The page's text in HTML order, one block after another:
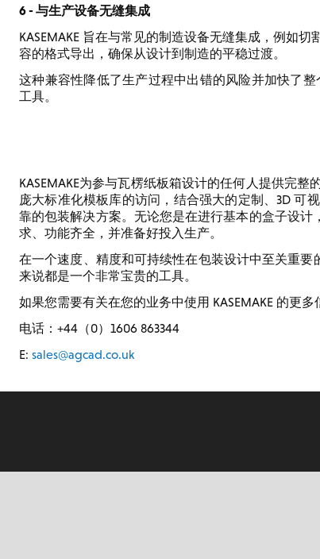
6 - 与生产设备无缝集成
KASEMAKE 旨在与常见的制造设备无缝集成，例如
容的格式导出，确保从设计到制造的平稳过渡。
这种兼容性降低了生产过程中出错的风险并加快了
工具。
KASEMAKE为参与瓦楞纸板箱设计的任何人提供完
庞大标准化模板库的访问，结合强大的定制、3D 可
靠的包装解决方案。无论您是在进行基本的盒子设计
求、功能齐全，并准备好投入生产。
在一个速度、精度和可持续性在包装设计中至关重要
来说都是一个非常宝贵的工具。
如果您需要有关在您的业务中使用 KASEMAKE 的更多
电话：+44（0）1606 863344
E: sales@agcad.co.uk